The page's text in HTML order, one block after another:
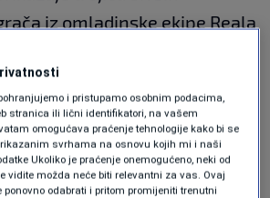
iz omladinske ekipe Reala
ostrvima
informacijama pristale na
dozvolu da ih se snima niti
distribuisan.
i pristupamo osobnim podacima,
stranica ili lični identifikatori, na vašem
omogućava praćenje tehnologije kako bi se
svrhama na osnovu kojih mi i naši
Ukoliko je praćenje onemogućeno, neki od
vidite možda neće biti relevantni za vas. Ovaj
ponovno odabrati i pritom promijeniti trenutni